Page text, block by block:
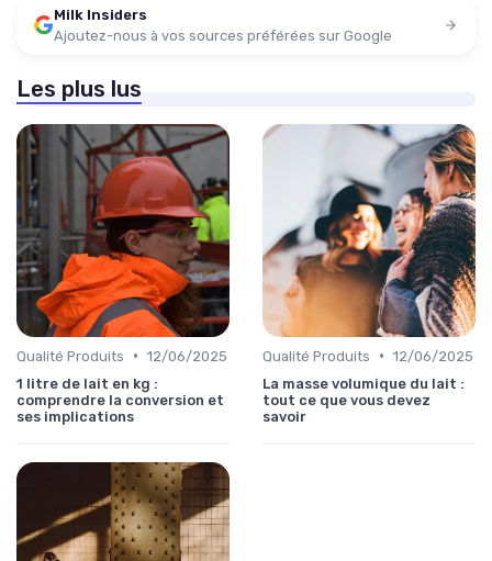
Milk Insiders
Ajoutez-nous à vos sources préférées sur Google
Les plus lus
Qualité Produits • 12/06/2025
1 litre de lait en kg :
comprendre la conversion et
ses implications
Qualité Produits • 12/06/2025
La masse volumique du lait :
tout ce que vous devez
savoir